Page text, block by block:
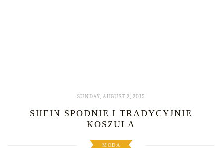
SUNDAY, AUGUST 2, 2015
SHEIN SPODNIE I TRADYCYJNIE
KOSZULA
MODA